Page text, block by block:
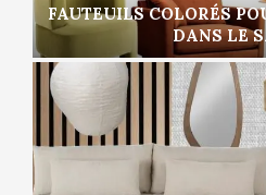
FAUTEUILS COLORÉS
DANS LE